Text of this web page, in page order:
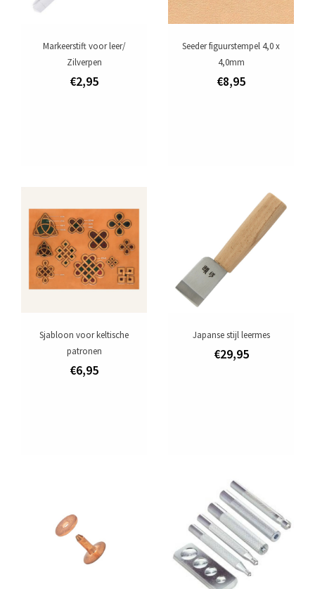
Markeerstift voor leer/
Zilverpen
€2,95
Seeder figuurstempel 4,0 x
4,0mm
€8,95
Sjabloon voor keltische
patronen
€6,95
Japanse stijl leermes
€29,95